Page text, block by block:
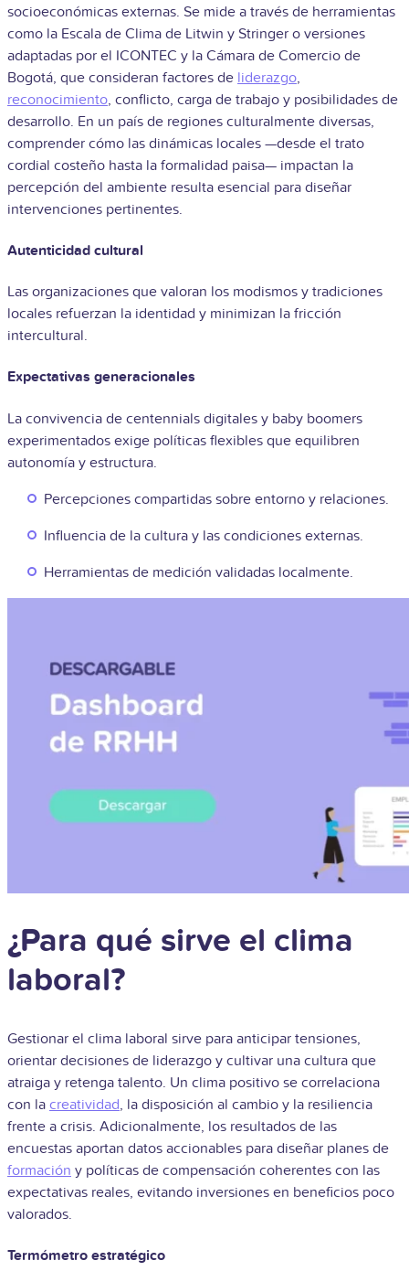
socioeconómicas externas. Se mide a través de herramientas
como la Escala de Clima de Litwin y Stringer o versiones
adaptadas por el ICONTEC y la Cámara de Comercio de
Bogotá, que consideran factores de liderazgo,
reconocimiento, conflicto, carga de trabajo y posibilidades de
desarrollo. En un país de regiones culturalmente diversas,
comprender cómo las dinámicas locales —desde el trato
cordial costeño hasta la formalidad paisa— impactan la
percepción del ambiente resulta esencial para diseñar
intervenciones pertinentes.
Autenticidad cultural
Las organizaciones que valoran los modismos y tradiciones
locales refuerzan la identidad y minimizan la fricción
intercultural.
Expectativas generacionales
La convivencia de centennials digitales y baby boomers
experimentados exige políticas flexibles que equilibren
autonomía y estructura.
Percepciones compartidas sobre entorno y relaciones.
Influencia de la cultura y las condiciones externas.
Herramientas de medición validadas localmente.
¿Para qué sirve el clima
laboral?
Gestionar el clima laboral sirve para anticipar tensiones,
orientar decisiones de liderazgo y cultivar una cultura que
atraiga y retenga talento. Un clima positivo se correlaciona
con la creatividad, la disposición al cambio y la resiliencia
frente a crisis. Adicionalmente, los resultados de las
encuestas aportan datos accionables para diseñar planes de
formación y políticas de compensación coherentes con las
expectativas reales, evitando inversiones en beneficios poco
valorados.
Termómetro estratégico